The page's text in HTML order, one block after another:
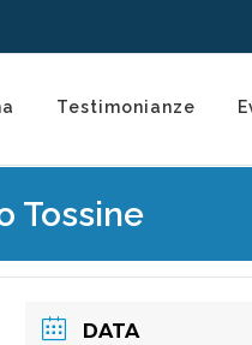
Testimonianze
Tossine
DATA